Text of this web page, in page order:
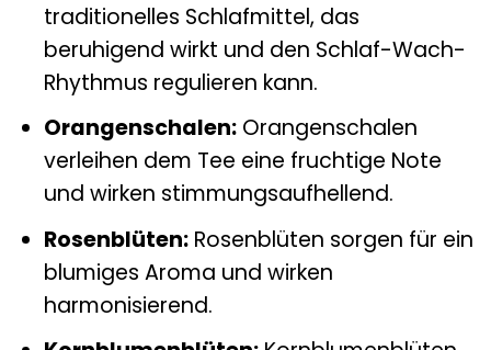
traditionelles Schlafmittel, das
beruhigend wirkt und den Schlaf-Wach-
Rhythmus regulieren kann.
Orangenschalen:Orangenschalen
verleihen dem Tee eine fruchtige Note
und wirken stimmungsaufhellend.
Rosenblüten:Rosenblüten sorgen für ein
blumiges Aroma und wirken
harmonisierend.